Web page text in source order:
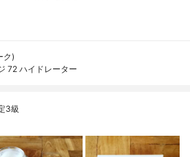
ク)
72 ハイドレーター
3級